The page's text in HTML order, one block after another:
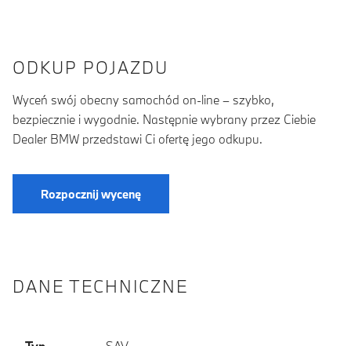
ODKUP POJAZDU
Wyceń swój obecny samochód on-line – szybko,
bezpiecznie i wygodnie. Następnie wybrany przez Ciebie
Dealer BMW przedstawi Ci ofertę jego odkupu.
Rozpocznij wycenę
DANE TECHNICZNE